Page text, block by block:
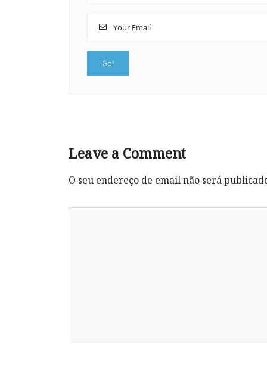
Leave a Comment
O seu endereço de email não será